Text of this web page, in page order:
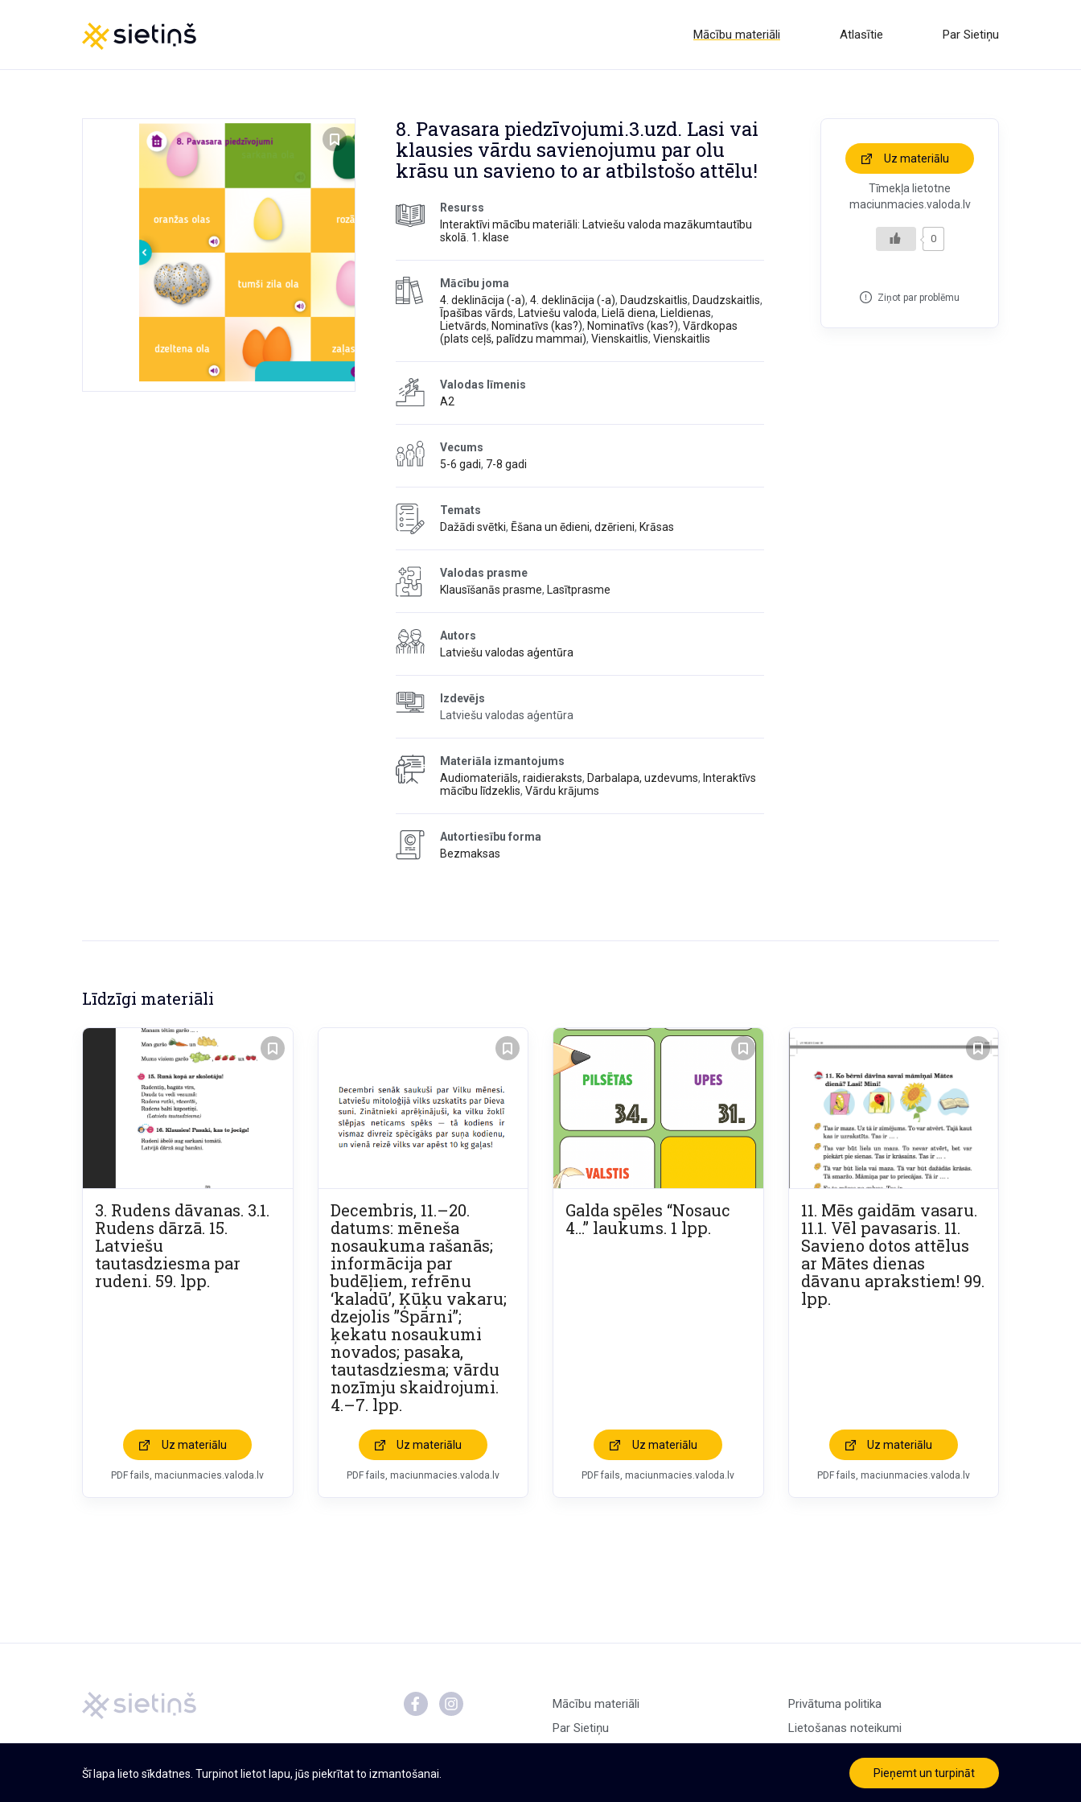
Mācību materiāli Atlasītie Par Sietiņu
8. Pavasara piedzīvojumi.3.uzd. Lasi vai
klausies vārdu savienojumu par olu
krāsu un savieno to ar atbilstošo attēlu!
Resurss
Interaktīvi mācību materiāli: Latviešu valoda mazākumtautību
skolā. 1. klase
Mācību joma
4. deklinācija (-a), 4. deklinācija (-a), Daudzskaitlis, Daudzskaitlis,
Īpašības vārds, Latviešu valoda, Lielā diena, Lieldienas,
Lietvārds, Nominatīvs (kas?), Nominatīvs (kas?), Vārdkopas
(plats ceļš, palīdzu mammai), Vienskaitlis, Vienskaitlis
Valodas līmenis
A2
Vecums
5-6 gadi, 7-8 gadi
Temats
Dažādi svētki, Ēšana un ēdieni, dzērieni, Krāsas
Valodas prasme
Klausīšanās prasme, Lasītprasme
Autors
Latviešu valodas aģentūra
Izdevējs
Latviešu valodas aģentūra
Materiāla izmantojums
Audiomateriāls, raidieraksts, Darbalapa, uzdevums, Interaktīvs
mācību līdzeklis, Vārdu krājums
Autortiesību forma
Bezmaksas
Uz materiālu
Tīmekļa lietotne
maciunmacies.valoda.lv
0
Ziņot par problēmu
Līdzīgi materiāli
3. Rudens dāvanas. 3.1.
Rudens dārzā. 15.
Latviešu
tautasdziesma par
rudeni. 59. lpp.
Uz materiālu
PDF fails, maciunmacies.valoda.lv
Decembris, 11.–20.
datums: mēneša
nosaukuma rašanās;
informācija par
budēļiem, refrēnu
‘kaladū’, Ķūķu vakaru;
dzejolis ”Spārni”;
ķekatu nosaukumi
novados; pasaka,
tautasdziesma; vārdu
nozīmju skaidrojumi.
4.–7. lpp.
Uz materiālu
PDF fails, maciunmacies.valoda.lv
Galda spēles “Nosauc
4…” laukums. 1 lpp.
Uz materiālu
PDF fails, maciunmacies.valoda.lv
11. Mēs gaidām vasaru.
11.1. Vēl pavasaris. 11.
Savieno dotos attēlus
ar Mātes dienas
dāvanu aprakstiem! 99.
lpp.
Uz materiālu
PDF fails, maciunmacies.valoda.lv
Šī lapa lieto sīkdatnes. Turpinot lietot lapu, jūs piekrītat to izmantošanai. Pieņemt un turpināt
Mācību materiāli
Par Sietiņu
Privātuma politika
Lietošanas noteikumi